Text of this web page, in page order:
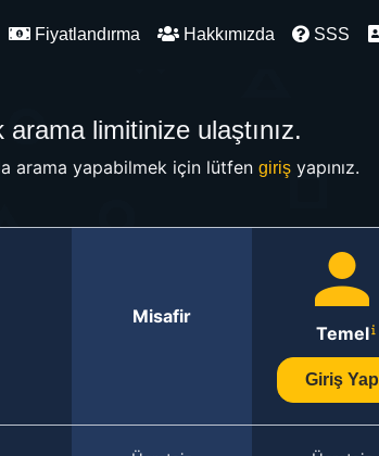
Fiyatlandırma Hakkımızda SSS
arama limitinize ulaştınız.
arama yapabilmek için lütfen girişyapınız.
Misafir
Temel
Giriş Yap